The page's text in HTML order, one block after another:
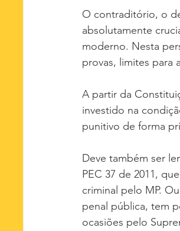
O contraditório, o
absolutamente
moderno. Nesta
provas, limites para
A partir da
investido na
punitivo de forma
Deve também ser
PEC 37 de 2011,
criminal pelo MP.
penal pública, tem
ocasiões pelo